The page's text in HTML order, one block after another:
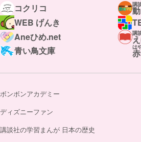
コクリコ
講
WEB げんき
Aneひめ.net
講
青い鳥文庫
は
ボンボンアカデミー
ディズニーファン
講談社の学習まんが 日本の歴史